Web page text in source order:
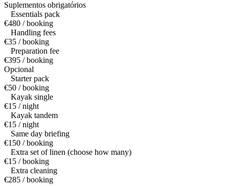
Suplementos obrigatórios
Essentials pack
€480 / booking
Handling fees
€35 / booking
Preparation fee
€395 / booking
Opcional
Starter pack
€50 / booking
Kayak single
€15 / night
Kayak tandem
€15 / night
Same day briefing
€150 / booking
Extra set of linen (choose how many)
€15 / booking
Extra cleaning
€285 / booking